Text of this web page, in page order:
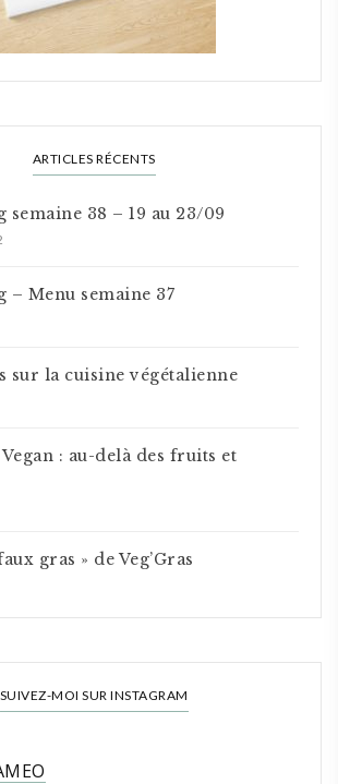
ARTICLES RÉCENTS
semaine 38 – 19 au 23/09
– Menu semaine 37
sur la cuisine végétalienne
: au-delà des fruits et
gras » de Veg’Gras
SUIVEZ-MOI SUR INSTAGRAM